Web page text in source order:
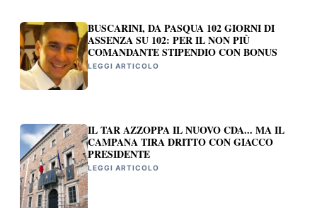
BUSCARINI, DA PASQUA 102 GIORNI DI
ASSENZA SU 102: PER IL NON PIÙ
COMANDANTE STIPENDIO CON BONUS
LEGGI ARTICOLO
IL TAR AZZOPPA IL NUOVO CDA... MA IL
CAMPANA TIRA DRITTO CON GIACCO
PRESIDENTE
LEGGI ARTICOLO